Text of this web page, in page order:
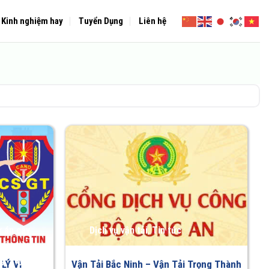
Kinh nghiệm hay Tuyển Dụng Liên hệ
nhà
,Tuyến
VI
Dịch vụ vận tải,Tin tức
Vận Tải Bắc Ninh – Vận Tải Trọng Thành